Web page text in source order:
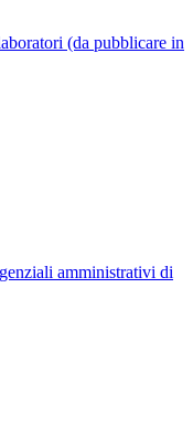
(da pubblicare in
amministrativi di